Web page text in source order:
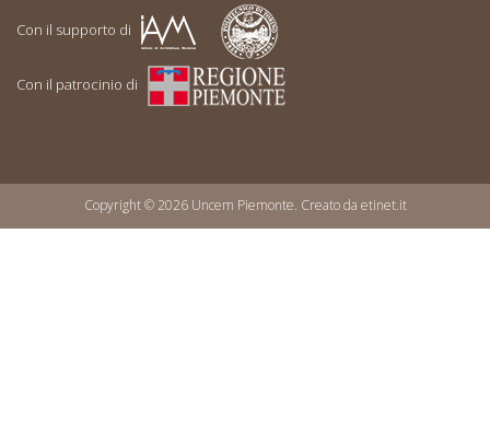
Con il supporto di
Con il patrocinio di
Copyright © 2026 Uncem Piemonte. Creato da etinet.it